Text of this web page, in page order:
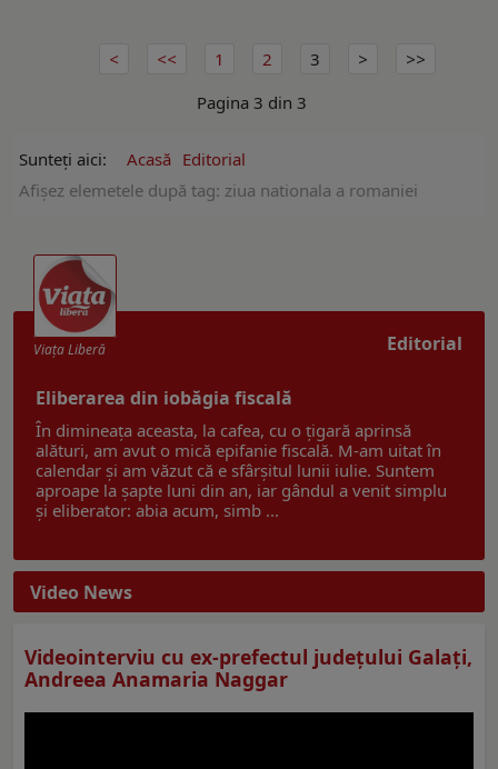
1 2
3
Pagina 3 din 3
Sunteți aici: Acasă Editorial
Afişez elemetele după tag: ziua nationala a romaniei
Editorial
Viaţa Liberă
Eliberarea din iobăgia fiscală
În dimineața aceasta, la cafea, cu o țigară aprinsă
alături, am avut o mică epifanie fiscală. M-am uitat în
calendar și am văzut că e sfârșitul lunii iulie. Suntem
aproape la șapte luni din an, iar gândul a venit simplu
și eliberator: abia acum, simb ...
Video News
Videointerviu cu ex-prefectul judeţului Galaţi,
Andreea Anamaria Naggar